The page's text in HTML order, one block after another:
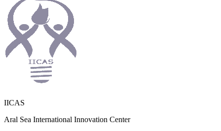
IICAS
Aral Sea International Innovation Center